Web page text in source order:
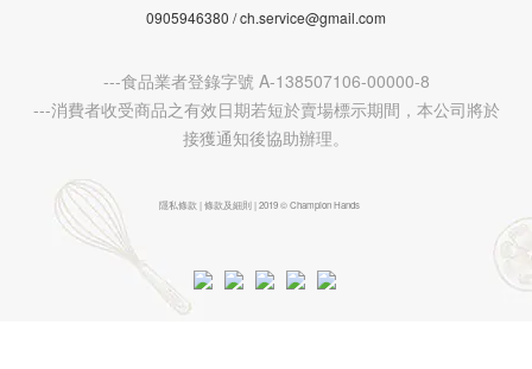
0905946380 / ch.service@gmail.com
---食品業者登錄字號 A-138507106-00000-8
---消費者收受商品之有效日期若短於賣場標示期間，本公司將於
接獲通知後協助辦理。
隱私條款 | 條款及細則 | 2019 © Champion Hands